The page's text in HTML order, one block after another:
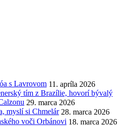
s Lavrovom 11. apríla 2026
tím z Brazílie, hovorí bývalý
29. marca 2026
myslí si Chmelár 28. marca 2026
voči Orbánovi 18. marca 2026